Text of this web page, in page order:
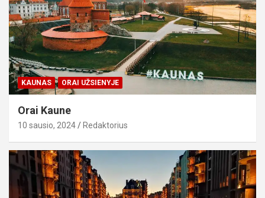
KAUNAS ORAI UŽSIENYJE
Orai Kaune
10 sausio, 2024 Redaktorius